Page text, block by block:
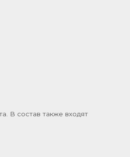
В состав также входят